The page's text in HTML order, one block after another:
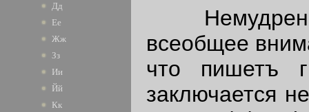
Дд
Ее
Жж
Зз
Ии
Йй
Кк
Немудрено,
всеобщее
что пишетъ
заключается